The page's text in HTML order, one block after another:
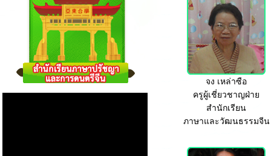
จง เหล่าซือ
ครูผู้เชี่ยวชาญฝ่าย
สำนักเรียน
ภาษาและวัฒนธรรมจีน